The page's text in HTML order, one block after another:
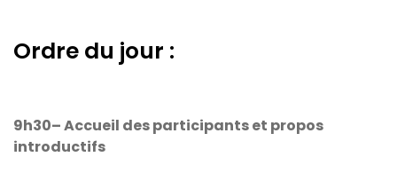
Ordre du jour :
9h30– Accueil des participants et propos
introductifs